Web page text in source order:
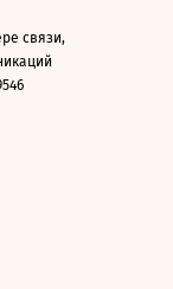
связи,